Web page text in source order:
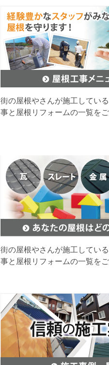
街の屋根やさんが施工してい
事と屋根リフォームの一覧をご
街の屋根やさんが施工してい
事と屋根リフォームの一覧をご